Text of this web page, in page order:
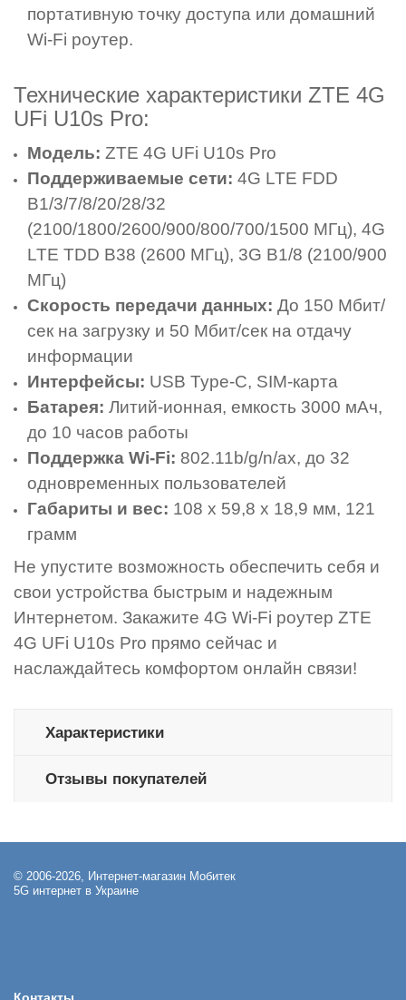
портативную точку доступа или домашний
Wi-Fi роутер.
Технические характеристики ZTE 4G
UFi U10s Pro:
Модель: ZTE 4G UFi U10s Pro
Поддерживаемые сети: 4G LTE FDD
B1/3/7/8/20/28/32
(2100/1800/2600/900/800/700/1500 МГц), 4G
LTE TDD B38 (2600 МГц), 3G B1/8 (2100/900
МГц)
Скорость передачи данных: До 150 Мбит/
сек на загрузку и 50 Мбит/сек на отдачу
информации
Интерфейсы: USB Type-C, SIM-карта
Батарея: Литий-ионная, емкость 3000 мАч,
до 10 часов работы
Поддержка Wi-Fi: 802.11b/g/n/ax, до 32
одновременных пользователей
Габариты и вес: 108 x 59,8 x 18,9 мм, 121
грамм
Не упустите возможность обеспечить себя и
свои устройства быстрым и надежным
Интернетом. Закажите 4G Wi-Fi роутер ZTE
4G UFi U10s Pro прямо сейчас и
наслаждайтесь комфортом онлайн связи!
Характеристики
Отзывы покупателей
© 2006-2026, Интернет-магазин Мобитек
5G интернет в Украине